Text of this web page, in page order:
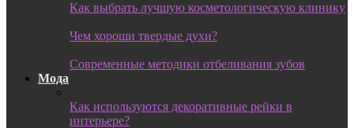
Как выбрать лучшую косметологическую клинику
Чем хороши твердые духи?
Современные методики отбеливания зубов
Мода
Как используются декоративные рейки в
интерьере?